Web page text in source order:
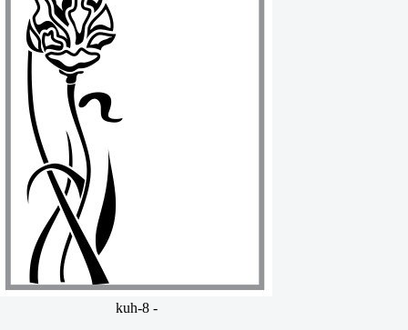
kuh-8 -